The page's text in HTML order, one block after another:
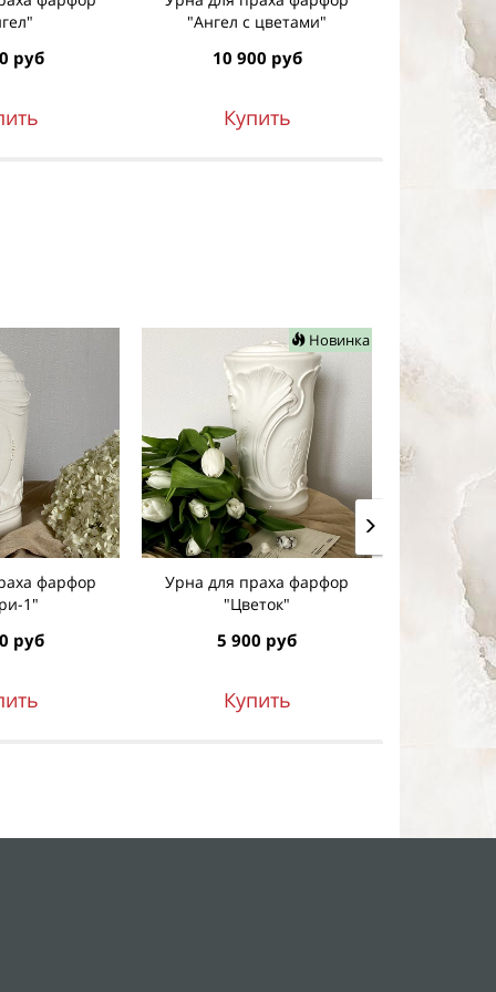
руб
"Ангел с цветами"
10 900 руб
Купить
6
фарфор
1"
руб
Новинка
Урна для праха фарфор
"Цветок"
5 900 руб
Купить
Урна
5